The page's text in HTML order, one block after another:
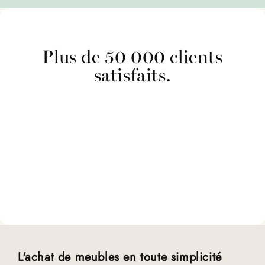
Plus de 50 000 clients
satisfaits.
L'achat de meubles en toute simplicité